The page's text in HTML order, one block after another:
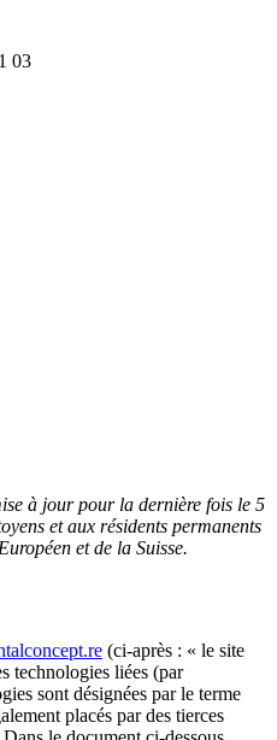
03
à jour pour la dernière fois le 5
et aux résidents permanents
et de la Suisse.
(ci-après : « le site
technologies liées (par
sont désignées par le terme
placés par des tierces